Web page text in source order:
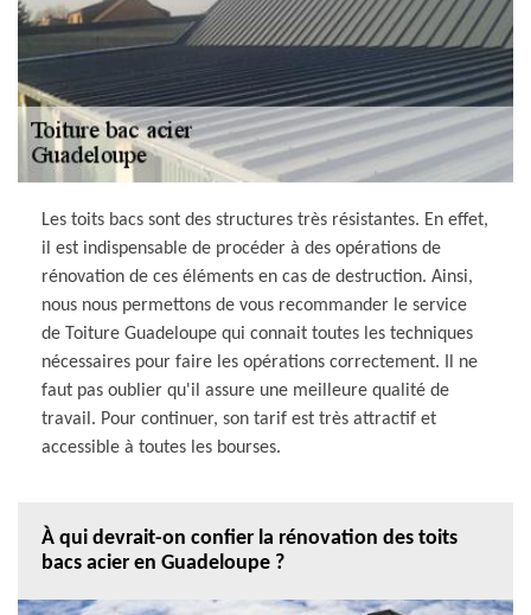
Les toits bacs sont des structures très résistantes. En effet,
il est indispensable de procéder à des opérations de
rénovation de ces éléments en cas de destruction. Ainsi,
nous nous permettons de vous recommander le service
de Toiture Guadeloupe qui connait toutes les techniques
nécessaires pour faire les opérations correctement. Il ne
faut pas oublier qu'il assure une meilleure qualité de
travail. Pour continuer, son tarif est très attractif et
accessible à toutes les bourses.
À qui devrait-on confier la rénovation des toits
bacs acier en Guadeloupe ?